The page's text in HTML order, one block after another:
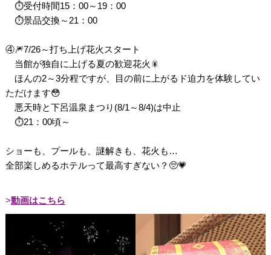
⏱受付時間15：00～19：00
⏱景品交換～21：00
④🎆7/26～打ち上げ花火スタート
当館が独自に上げる夏の歓迎花火🎇
ほんの2～3分程ですが、目の前に上がるド迫力を体験してい
ただけます😳
悪天時と下呂温泉まつり(8/1～8/4)は中止
⏱21：00頃～
ショーも、プールも、謎解きも、花火も…
全部楽しめるホテルって最高すぎない？🥺💗
動画はこちら